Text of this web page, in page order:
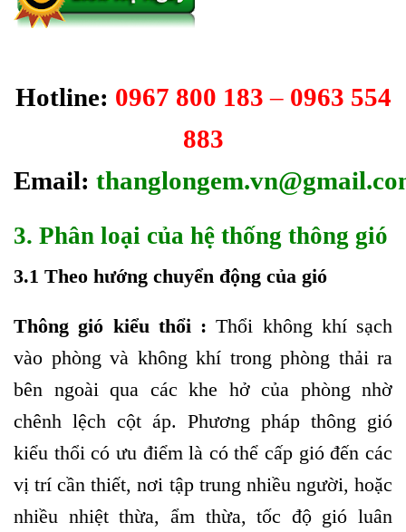
Hotline: 0967 800 183 – 0963 554
883
Email:
3. Phân loại của hệ thống thông gió
3.1 Theo hướng chuyển động của gió
Thông gió kiểu thổi : Thổi không khí sạch
vào phòng và không khí trong phòng thải ra
bên ngoài qua các khe hở của phòng nhờ
chênh lệch cột áp. Phương pháp thông gió
kiểu thổi có ưu điểm là có thể cấp gió đến các
vị trí cần thiết, nơi tập trung nhiều người, hoặc
nhiều nhiệt thừa, ẩm thừa, tốc độ gió luân